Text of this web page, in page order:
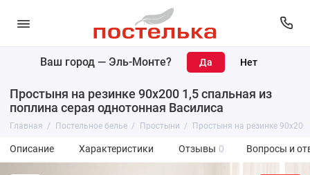
Ваш город — Эль-Монте?
Простыня на резинке 90х200 1,5 спальная из
поплина серая однотонная Василиса
Главная Постельное белье Простыни Простыня на резинке
Описание Характеристики Отзывы 0 Вопросы и